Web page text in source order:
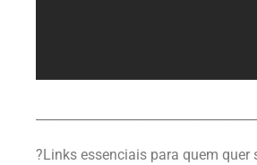
?Links essenciais para quem quer